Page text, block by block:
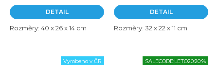
DETAIL
Rozměry: 40 x 26 x 14 cm
DETAIL
Rozměry: 32 x 22 x 11 cm
Vyrobeno v ČR
SALECODE:LETO20:20:%